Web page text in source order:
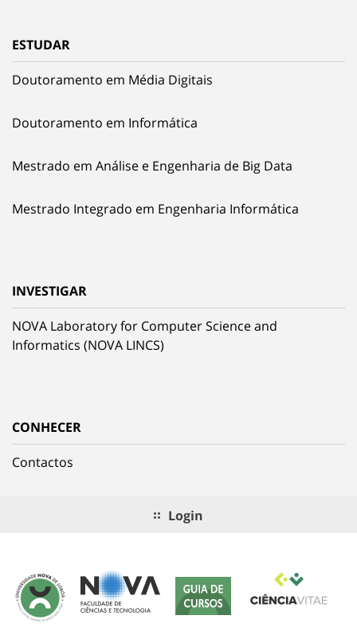
ESTUDAR
Doutoramento em Média Digitais
Doutoramento em Informática
Mestrado em Análise e Engenharia de Big Data
Mestrado Integrado em Engenharia Informática
INVESTIGAR
NOVA Laboratory for Computer Science and
Informatics (NOVA LINCS)
CONHECER
Contactos
Login